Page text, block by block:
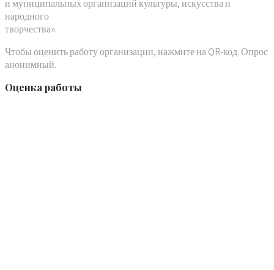
и муниципальных организаций культуры, искусства и
народного
творчества».
Чтобы оценить работу организации, нажмите на QR-код. Опрос
анонимный.
Оценка работы